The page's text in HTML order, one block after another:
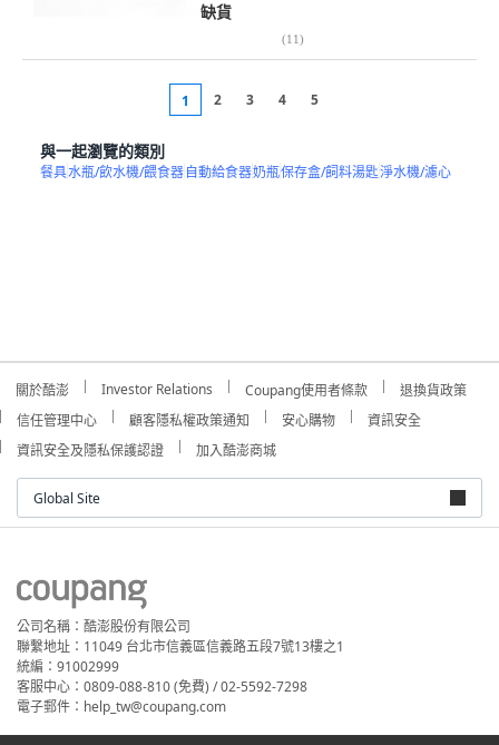
缺貨
(11)
1 2 3 4 5
與一起瀏覽的類別
餐具水瓶/飲水機/餵食器自動給食器奶瓶保存盒/飼料湯匙淨水機/濾心
關於酷澎 Investor Relations Coupang使用者條款
退換貨政策
信任管理中心
顧客隱私權政策通知 安心購物
資訊安全
資訊安全及隱私保護認證
加入酷澎商城
Global Site
公司名稱：酷澎股份有限公司
聯繫地址：11049 台北市信義區信義路五段7號13樓之1
統編：91002999
客服中心：0809-088-810 (免費) / 02-5592-7298
電子郵件：help_tw@coupang.com